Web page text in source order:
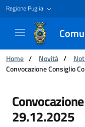
Regione Puglia
You are:
Home / Novità /
Convocazione Consiglio
Convocazione
29.12.2025